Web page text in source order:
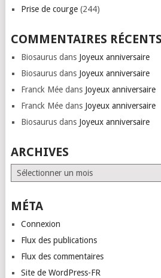
Prise de courge(244)
COMMENTAIRES RÉCENTS
Biosaurusdans Joyeux anniversaire
Biosaurusdans Joyeux anniversaire
Franck Méedans Joyeux anniversaire
Franck Méedans Joyeux anniversaire
Biosaurusdans Joyeux anniversaire
ARCHIVES
Archives
MÉTA
Connexion
Flux des publications
Flux des commentaires
Site de WordPress-FR